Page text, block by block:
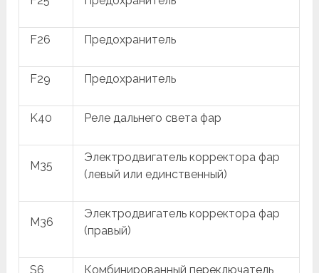
F26 Предохранитель
F29 Предохранитель
K40 Реле дальнего света фар
M35
Электродвигатель корректора фар
(левый или единственный)
M36
Электродвигатель корректора фар
(правый)
S6 Комбинированный переключатель